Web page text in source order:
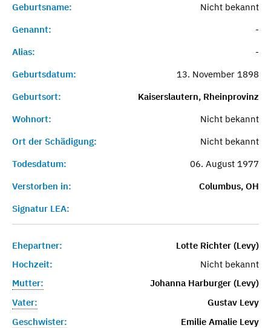
Geburtsname:
Nicht bekannt
Genannt:
-
Alias:
-
Geburtsdatum:
13. November 1898
Geburtsort:
Kaiserslautern, Rheinprovinz
Wohnort:
Nicht bekannt
Ort der Schädigung:
Nicht bekannt
Todesdatum:
06. August 1977
Verstorben in:
Columbus, OH
Signatur LEA:
Ehepartner:
Lotte Richter (Levy)
Hochzeit:
Nicht bekannt
Mutter:
Johanna Harburger (Levy)
Vater:
Gustav Levy
Geschwister:
Emilie Amalie Levy